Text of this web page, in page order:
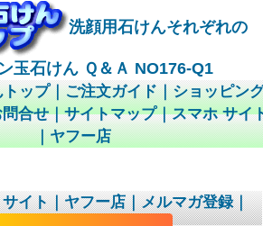
洗顔用石けんそれぞれの
玉石けん Ｑ＆Ａ NO176-Q1
ップ｜ご注文ガイド｜ショッピン
合せ｜サイトマップ｜スマホ サイ
｜ヤフー店
イト｜ヤフー店｜メルマガ登録｜